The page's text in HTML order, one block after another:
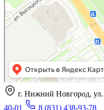
г. Нижний Новгород,
40-01
8 (831) 438-93-78